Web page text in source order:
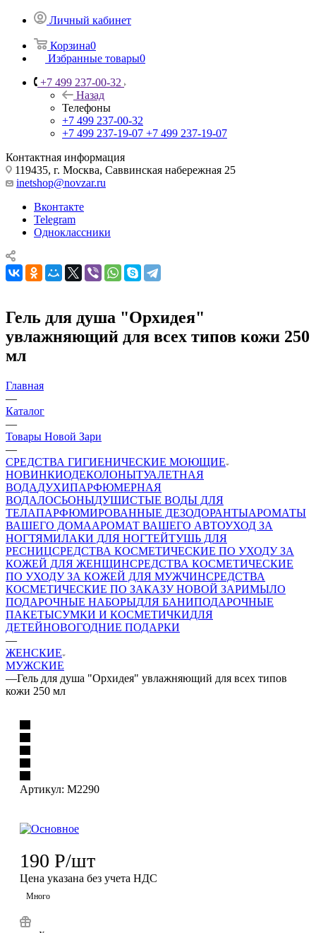
Личный кабинет
Корзина0
Избранные товары0
+7 499 237-00-32
Назад
Телефоны
+7 499 237-00-32
+7 499 237-19-07 +7 499 237-19-07
Контактная информация
119435, г. Москва, Саввинская набережная 25
inetshop@novzar.ru
Вконтакте
Telegram
Одноклассники
Гель для душа "Орхидея"
увлажняющий для всех типов кожи 250
мл
Главная
—
Каталог
—
Товары Новой Зари
—
СРЕДСТВА ГИГИЕНИЧЕСКИЕ МОЮЩИЕ
НОВИНКИОДЕКОЛОНЫТУАЛЕТНАЯ
ВОДАДУХИПАРФЮМЕРНАЯ
ВОДАЛОСЬОНЫДУШИСТЫЕ ВОДЫ ДЛЯ
ТЕЛАПАРФЮМИРОВАННЫЕ ДЕЗОДОРАНТЫАРОМАТЫ
ВАШЕГО ДОМААРОМАТ ВАШЕГО АВТОУХОД ЗА
НОГТЯМИЛАКИ ДЛЯ НОГТЕЙТУШЬ ДЛЯ
РЕСНИЦСРЕДСТВА КОСМЕТИЧЕСКИЕ ПО УХОДУ ЗА
КОЖЕЙ ДЛЯ ЖЕНЩИНСРЕДСТВА КОСМЕТИЧЕСКИЕ
ПО УХОДУ ЗА КОЖЕЙ ДЛЯ МУЖЧИНСРЕДСТВА
КОСМЕТИЧЕСКИЕ ПО ЗАКАЗУ НОВОЙ ЗАРИМЫЛО
ПОДАРОЧНЫЕ НАБОРЫДЛЯ БАНИПОДАРОЧНЫЕ
ПАКЕТЫСУМКИ И КОСМЕТИЧКИДЛЯ
ДЕТЕЙНОВОГОДНИЕ ПОДАРКИ
—
ЖЕНСКИЕ
МУЖСКИЕ
—Гель для душа "Орхидея" увлажняющий для всех типов
кожи 250 мл
Артикул: М2290
190 Р/шт
Цена указана без учета НДС
Много